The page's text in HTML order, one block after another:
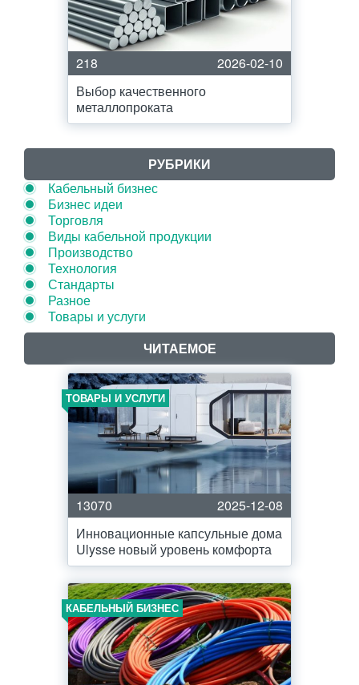
218
2026-02-10
Выбор качественного
металлопроката
РУБРИКИ
Кабельный бизнес
Бизнес идеи
Торговля
Виды кабельной продукции
Производство
Технология
Стандарты
Разное
Товары и услуги
ЧИТАЕМОЕ
ТОВАРЫ И УСЛУГИ
13070
2025-12-08
Инновационные капсульные дома
Ulysse новый уровень комфорта
КАБЕЛЬНЫЙ БИЗНЕС